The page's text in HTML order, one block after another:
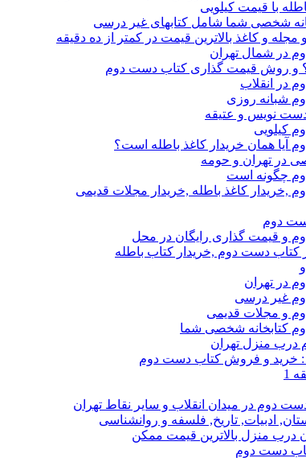
با قیمت کیلویی
شخصی شما شامل کتابهای غیر درسی
مجله و کاغذ بالاترین قیمت در کمتر از ده دقیقه
در شمال تهران
و روش قیمت گذاری کتاب دست دوم
در انقلاب
شبانه روزی
نویس و عتیقه
کیلویی
آیا همان خریدار کاغذ باطله است؟
در تهران و حومه
چگونه است
,خریدار کاغذ باطله ,خریدار مجلات قدیمی
دوم
و قیمت گذاری رایگان در محل
کتاب دست دوم ,خریدار کتاب باطله
در تهران
غیر درسی
و مجلات قدیمی
کتابخانه شخصی شما
درب منزل تهران
: خرید و فروش کتاب دست دوم
1
دوم در میدان انقلاب و سایر نقاط تهران
ادبیات, تاریخ, فلسفه و روانشناسی
درب منزل بالاترین قیمت ممکن
دست دوم